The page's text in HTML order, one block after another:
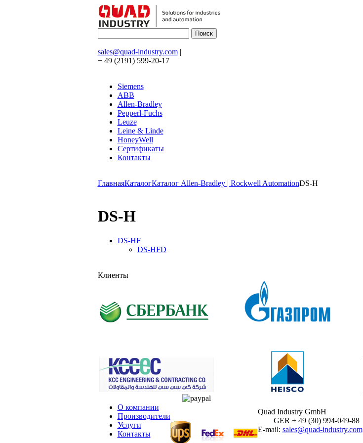
sales@quad-industry.com|
+ 49 (2191) 599-20-17
Siemens
ABB
Allen-Bradley
Pepperl-Fuchs
Leuze
Leine & Linde
HoneyWell
Сертификаты
Контакты
ГлавнаяКаталогКаталог Allen-Bradley | Rockwell AutomationDS-H
DS-H
DS-HF
DS-HFD
Клиенты
О компании
Производители
Услуги
Контакты
Quad Industry GmbH
GER + 49 (30) 994-049-88
E-mail: sales@quad-industry.com